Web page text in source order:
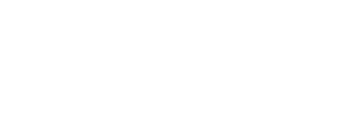
À La Salle Les Alpes.
Confortable